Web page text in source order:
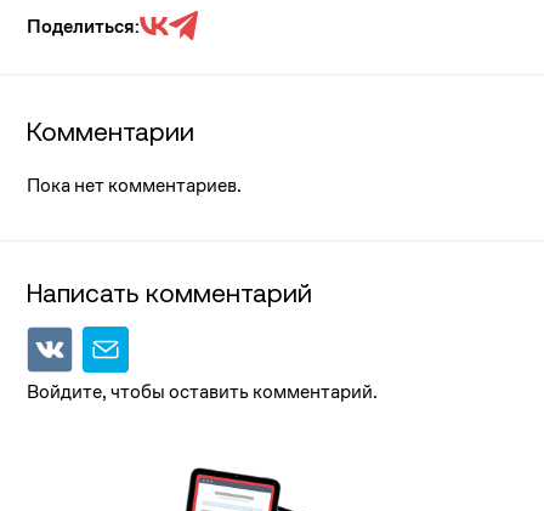
Поделиться:
Комментарии
Пока нет комментариев.
Написать комментарий
Войдите, чтобы оставить комментарий.